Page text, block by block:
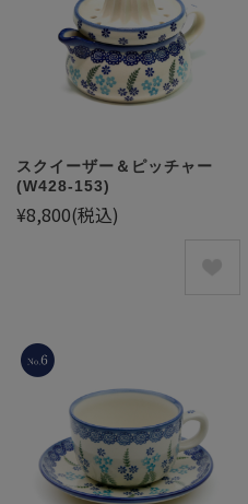
スクイーザー＆ピッチャー
(W428-153)
¥8,800(税込)